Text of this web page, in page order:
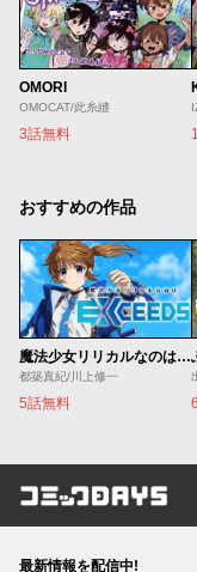
OMORI
OMOCAT/此糸縫
3話無料
おすすめの作品
魔法少女リリカルなのは EXCEEDS
都築真紀/川上修一
5話無料
コミック
最新情報を配信中!